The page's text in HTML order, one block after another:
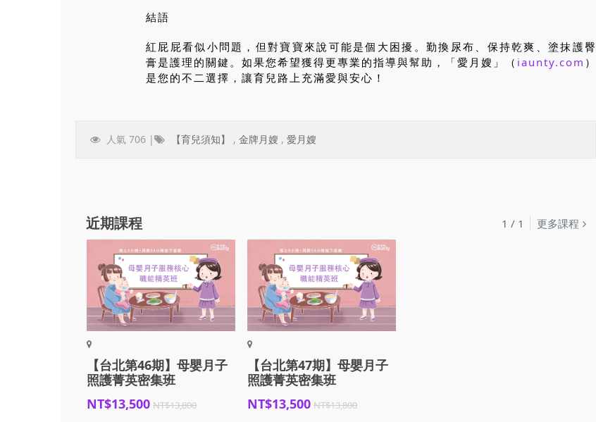
結語
紅屁屁看似小問題，但對寶寶來說可能是個大困擾。勤換尿布、保持乾爽、塗抹護臀
膏是護理的關鍵。如果您希望獲得更專業的指導與幫助，「愛月嫂」（ iaunty.com ）
是您的不二選擇，讓育兒路上充滿愛與安心！
人氣 706 | 【育兒須知】 , 金牌月嫂 , 愛月嫂
近期課程 更多課程
【台北第46期】母嬰月子
照護菁英密集班
NT$13,500 NT$13,800
【台北第47期】母嬰月子
照護菁英密集班
NT$13,500 NT$13,800
1 / 1